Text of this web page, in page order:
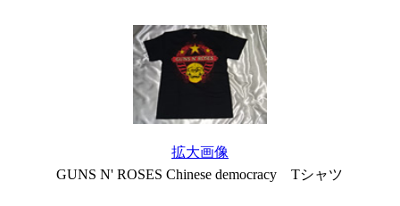
拡大画像
GUNS N' ROSES Chinese democracy Tシャツ